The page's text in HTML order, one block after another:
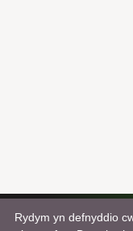
Rydym yn defnyddio